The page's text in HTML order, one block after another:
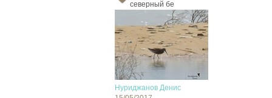
северный бе
Нуриджанов Денис